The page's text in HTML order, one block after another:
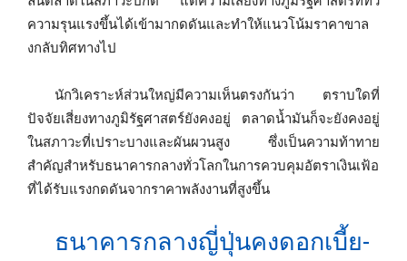
ความรุนแรงขึ้นได้เข้ามากดดันและทำให้แนวโน้มราคาขาล
งกลับทิศทางไป
นักวิเคราะห์ส่วนใหญ่มีความเห็นตรงกันว่า ตราบใดที่
ปัจจัยเสี่ยงทางภูมิรัฐศาสตร์ยังคงอยู่ ตลาดน้ำมันก็จะยังคงอยู่
ในสภาวะที่เปราะบางและผันผวนสูง ซึ่งเป็นความท้าทาย
สำคัญสำหรับธนาคารกลางทั่วโลกในการควบคุมอัตราเงินเฟ้อ
ที่ได้รับแรงกดดันจากราคาพลังงานที่สูงขึ้น
ธนาคารกลางญี่ปุ่นคงดอกเบี้ย-